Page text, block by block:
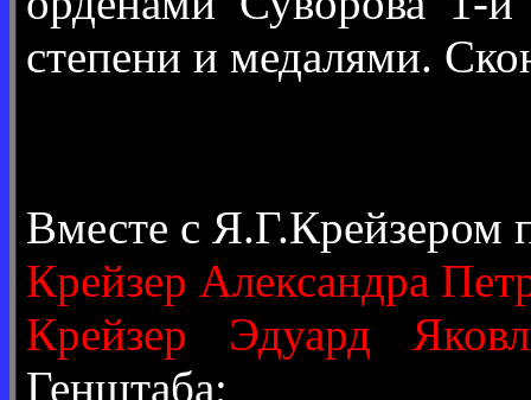
степени и медалями.
Вместе с Я.Г.Крейзером
Крейзер Александра
Крейзер Эдуард
Генштаба;